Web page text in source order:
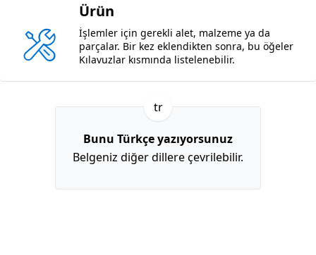
Ürün
İşlemler için gerekli alet, malzeme ya da
parçalar. Bir kez eklendikten sonra, bu öğeler
Kılavuzlar kısmında listelenebilir.
tr
Bunu Türkçe yazıyorsunuz
Belgeniz diğer dillere çevrilebilir.